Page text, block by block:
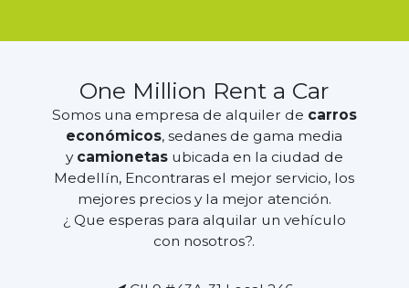
One Million Rent a Car
Somos una empresa de alquiler de carros
económicos, sedanes de gama media
y camionetasubicada en la ciudad de
Medellín, Encontraras el mejor servicio, los
mejores precios y la mejor atención.
¿ Que esperas para alquilar un vehículo
con nosotros?.